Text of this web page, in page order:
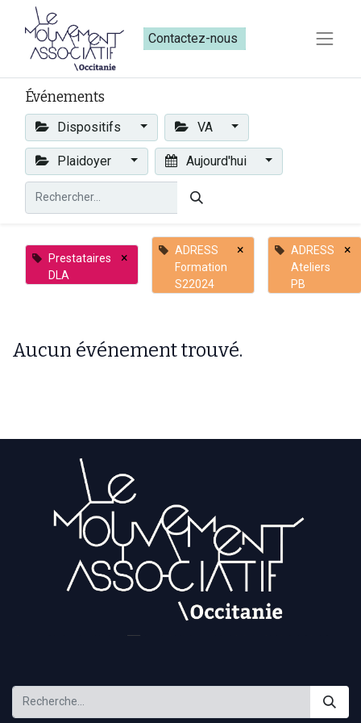
Contactez-nous​​
Événements
Dispositifs VA
Plaidoyer Aujourd'hui
Prestataires
DLA
×
ADRESS
Formation
S22024
×
ADRESS
Ateliers
PB
×
Aucun événement trouvé.